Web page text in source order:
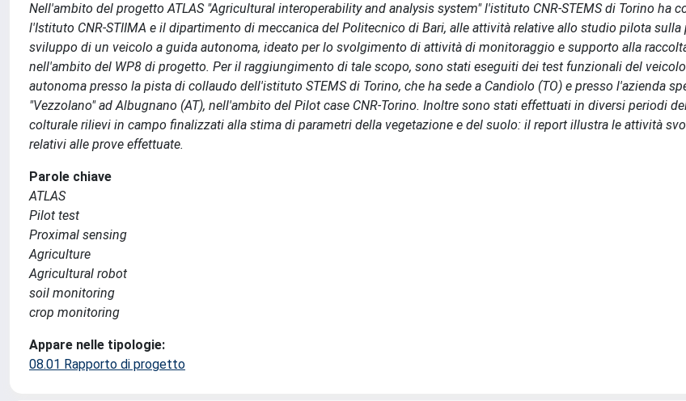
Nell'ambito del progetto ATLAS "Agricultural interoperability and analysis system" l'istituto CNR-STEMS di Torino ha
l'Istituto CNR-STIIMA e il dipartimento di meccanica del Politecnico di Bari, alle attività relative allo studio pilota sulla
sviluppo di un veicolo a guida autonoma, ideato per lo svolgimento di attività di monitoraggio e supporto alla
nell'ambito del WP8 di progetto. Per il raggiungimento di tale scopo, sono stati eseguiti dei test funzionali del
autonoma presso la pista di collaudo dell'istituto STEMS di Torino, che ha sede a Candiolo (TO) e presso l'azienda
"Vezzolano" ad Albugnano (AT), nell'ambito del Pilot case CNR-Torino. Inoltre sono stati effettuati in diversi periodi
colturale rilievi in campo finalizzati alla stima di parametri della vegetazione e del suolo: il report illustra le attività
relativi alle prove effettuate.
Parole chiave
ATLAS
Pilot test
Proximal sensing
Agriculture
Agricultural robot
soil monitoring
crop monitoring
Appare nelle tipologie:
08.01 Rapporto di progetto